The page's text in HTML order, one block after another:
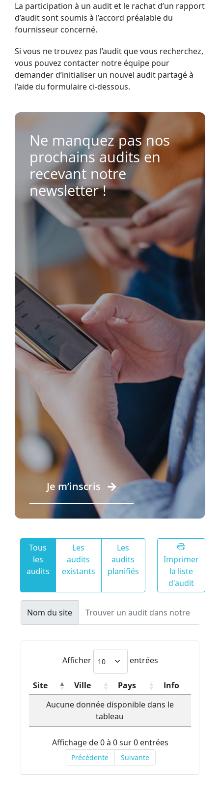
La participation à un audit et le rachat d’un rapport
d’audit sont soumis à l’accord préalable du
fournisseur concerné.
Si vous ne trouvez pas l’audit que vous recherchez,
vous pouvez contacter notre équipe pour
demander d’initialiser un nouvel audit partagé à
l’aide du formulaire ci-dessous.
Ne manquez pas nos
prochains audits en
recevant notre
newsletter !
Je m’inscris
Tous
les
audits
Les
audits
existants
Les
audits
planifiés
Imprimer
la liste
d'audit
Nom du site
Afficher entrées
Site Ville Pays
Info
Aucune donnée disponible dans le
tableau
Affichage de 0 à 0 sur 0 entrées
Précédente Suivante